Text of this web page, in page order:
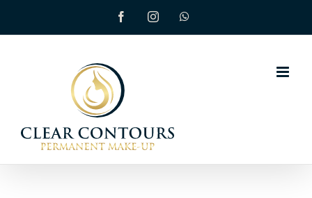
Inhalt
FacebookInstagram